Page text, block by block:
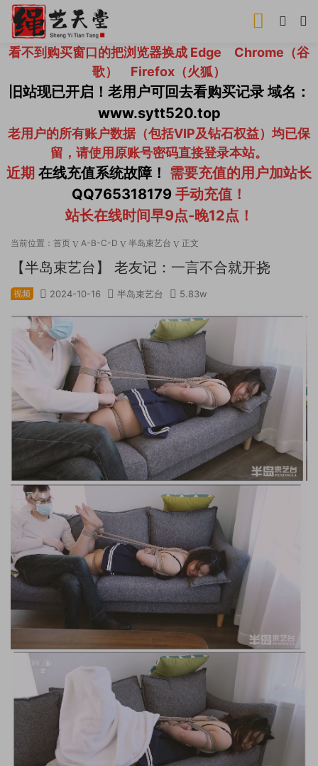
看不到购买窗口的把浏览器换成 Edge Chrome（谷
歌） Firefox（火狐）
旧站现已开启！老用户可回去看购买记录 域名：
www.sytt520.top
老用户的所有账户数据（包括VIP及钻石权益）均已保
留，请使用原账号密码直接登录本站。
近期 在线充值系统故障！ 需要充值的用户加站长
QQ765318179 手动充值！
站长在线时间早9点-晚12点！
当前位置： 首页 A-B-C-D 半岛束艺台 正文
【半岛束艺台】 老友记：一言不合就开挠
视频 2024-10-16 半岛束艺台 5.83w